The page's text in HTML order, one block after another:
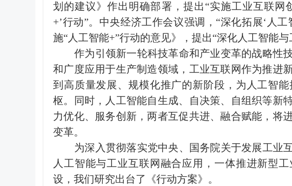
划的建议》作出明确部署，提出“实施工业互联网
+’行动”。中央经济工作会议强调，“深化拓展‘人工
施“人工智能+”行动的意见》，提出“深化人工智能与
作为引领新一轮科技革命和产业变革的战略性
和广度应用于生产制造领域，工业互联网作为推进
到高质量发展、规模化推广的新阶段，为人工智
枢。同时，人工智能自生成、自决策、自组织等新
力优化、服务创新，两者互促共进、融合赋能，将
变革。
为深入贯彻落实党中央、国务院关于发展工业
人工智能与工业互联网融合应用，一体推进新型
设，我们研究出台了《行动方案》。